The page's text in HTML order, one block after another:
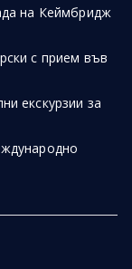
на Кеймбридж
с прием във
екскурзии за